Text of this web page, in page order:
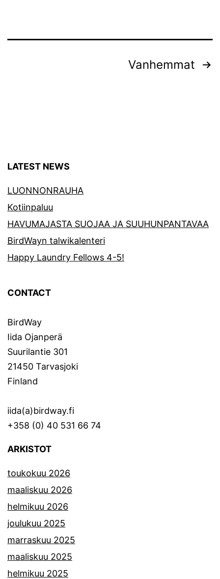
Vanhemmat
LATEST NEWS
LUONNONRAUHA
Kotiinpaluu
HAVUMAJASTA SUOJAA JA SUUHUNPANTAVAA
BirdWayn talwikalenteri
Happy Laundry Fellows 4-5!
CONTACT
BirdWay
Iida Ojanperä
Suurilantie 301
21450 Tarvasjoki
Finland
iida(a)birdway.fi
+358 (0) 40 531 66 74
ARKISTOT
toukokuu 2026
maaliskuu 2026
helmikuu 2026
joulukuu 2025
marraskuu 2025
maaliskuu 2025
helmikuu 2025